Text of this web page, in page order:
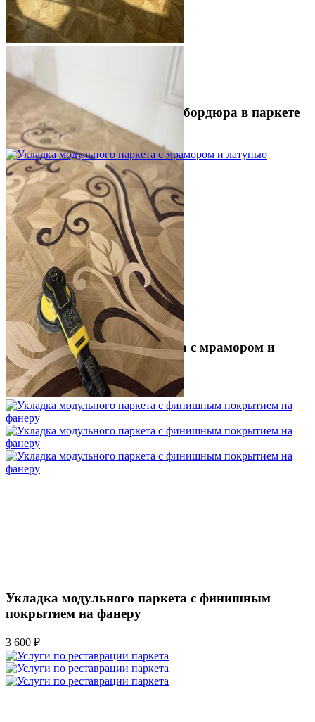
Устройство криволинейного бордюра в паркете
2 500 ₽
Укладка модульного паркета с мрамором и
латунью
3 500 ₽
Укладка модульного паркета с финишным
покрытием на фанеру
3 600 ₽